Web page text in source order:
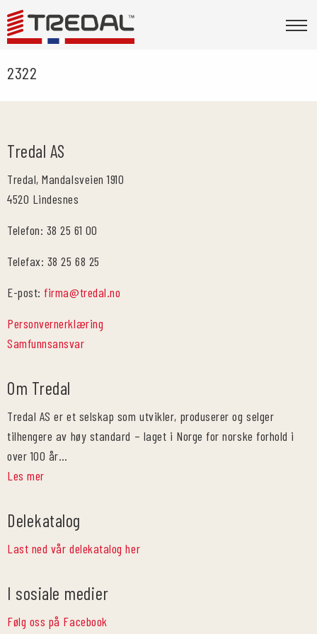
2322
Tredal AS
Tredal, Mandalsveien 1910
4520 Lindesnes
Telefon: 38 25 61 00
Telefax: 38 25 68 25
E-post:firma@tredal.no
Personvernerklæring
Samfunnsansvar
Om Tredal
Tredal AS er et selskap som utvikler, produserer og selger
tilhengere av høy standard – laget i Norge for norske forhold i
over 100 år…
Les mer
Delekatalog
Last ned vår delekatalog her
I sosiale medier
Følg oss på Facebook